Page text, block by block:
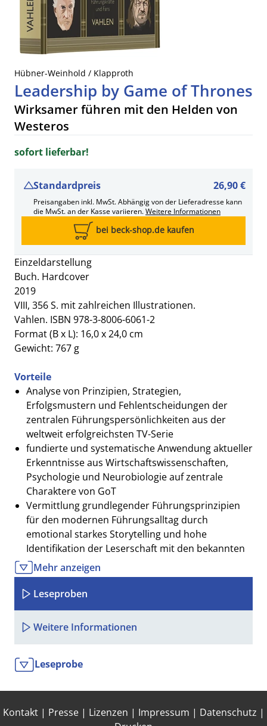
Hübner-Weinhold / Klapproth
Leadership by Game of Thrones
Wirksamer führen mit den Helden von
Westeros
Einzeldarstellung
Buch. Hardcover
2019
VIII, 356 S. mit zahlreichen Illustrationen.
Vahlen. ISBN 978-3-8006-6061-2
Format (B x L): 16,0 x 24,0 cm
Gewicht: 767 g
Vorteile
Analyse von Prinzipien, Strategien,
Erfolgsmustern und Fehlentscheidungen der
zentralen Führungspersönlichkeiten aus der
weltweit erfolgreichsten TV-Serie
fundierte und systematische Anwendung aktueller
Erkenntnisse aus Wirtschaftswissenschaften,
Psychologie und Neurobiologie auf zentrale
Charaktere von GoT
Vermittlung grundlegender Führungsprinzipien
für den modernen Führungsalltag durch
emotional starkes Storytelling und hohe
Identifikation der Leserschaft mit den bekannten
Serienhelden
handfestes Führungswissen durch eine kohärente
Systematik, kapitelweise Zusammenfassungen
Visualisierung der Inhalte durch attraktive
Tabellen, Charts und Illustrationen
Zum Werk
George R. R. Martins Romanvorlage "Das Lied von Eis
und Feuer" weltweit ein Erfolgsphänomen. In einer
mittelalterlichen Fantasy-Welt ringen mehrere
Mehr anzeigen
sofort lieferbar!
Standardpreis 26,90 €
Preisangaben inkl. MwSt. Abhängig von der Lieferadresse kann
die MwSt. an der Kasse variieren.Weitere Informationen
bei beck-shop.de kaufen
Leseproben
Weitere Informationen
Leseprobe
Kontakt | Presse | Lizenzen | Impressum | Datenschutz |